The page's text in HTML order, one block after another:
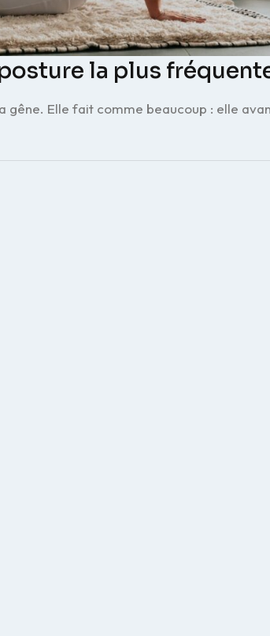
la plus
Elle fait comme beaucoup : elle